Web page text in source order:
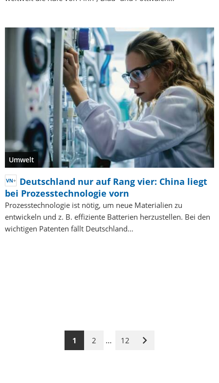
Umwelt
Deutschland nur auf Rang vier: China liegt
bei Prozesstechnologie vorn
Prozesstechnologie ist nötig, um neue Materialien zu
entwickeln und z. B. effiziente Batterien herzustellen. Bei den
wichtigen Patenten fällt Deutschland…
1 2 … 12
Nächste